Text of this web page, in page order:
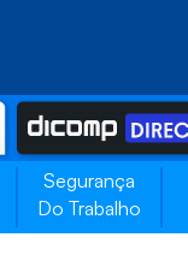
Segurança
Do Trabalho